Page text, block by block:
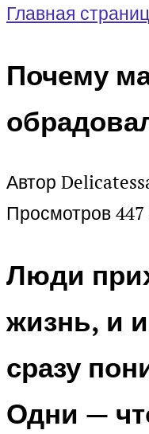
Главная
Почему
Автор
Просмотров447
Люди
жизнь, и
сразу
Одни —